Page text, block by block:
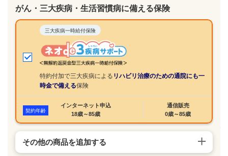
がん・三大疾病・生活習慣病に備える保険
三大疾病一時給付保険
特約付加で三大疾病による リハビリ治療のための通院にも一
時金で備える保険
契約年齢
インターネット申込
18歳～85歳
通信販売
0歳～85歳
その他の商品を追加する